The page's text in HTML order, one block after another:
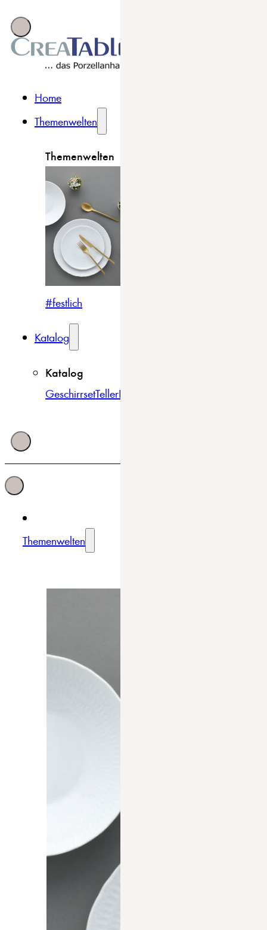
Home
Themenwelten
Themenwelten
#festlich
Katalog
Katalog
GeschirrsetTellerBowls & Schüsseln
Themenwelten